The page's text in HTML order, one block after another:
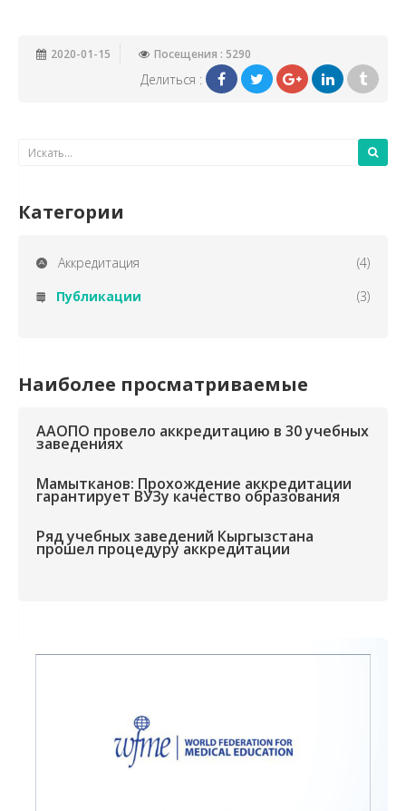
2020-01-15 Посещения : 5290
Делиться :
Категории
Аккредитация
(4)
Публикации
(3)
Наиболее просматриваемые
ААОПО провело аккредитацию в 30 учебных
заведениях
Мамытканов: Прохождение аккредитации
гарантирует ВУЗу качество образования
Ряд учебных заведений Кыргызстана
прошел процедуру аккредитации